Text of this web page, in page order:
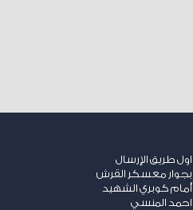
اول طريق الإرسال
بجوار معسكر القرش
أمام كوبري الشهيد
احمد المنسي